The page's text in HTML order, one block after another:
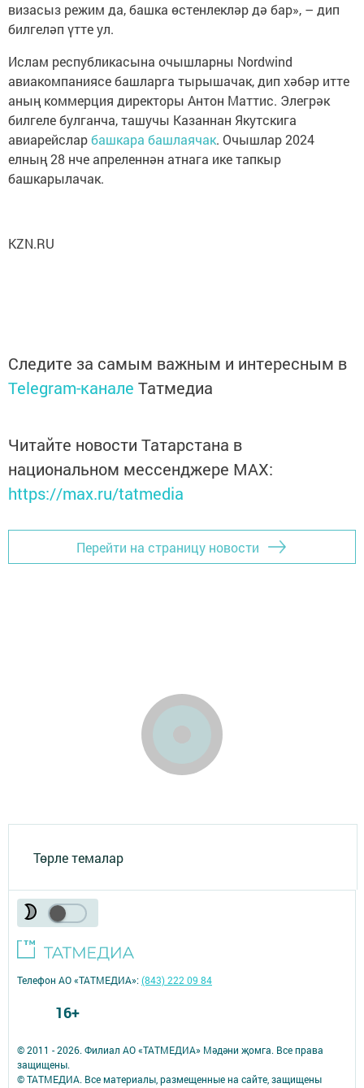
визасыз режим да, башка өстенлекләр дә бар», – дип
билгеләп үтте ул.
Ислам республикасына очышларны Nordwind
авиакомпаниясе башларга тырышачак, дип хәбәр итте
аның коммерция директоры Антон Маттис. Элегрәк
билгеле булганча, ташучы Казаннан Якутскига
авиарейсларбашкара башлаячак. Очышлар 2024
елның 28 нче апреленнән атнага ике тапкыр
башкарылачак.
KZN.RU
Следите за самым важным и интересным в
Telegram-канале Татмедиа
Читайте новости Татарстана в
национальном мессенджере MАХ:
https://max.ru/tatmedia
Перейти на страницу новости
Төрле темалар
© 2011 - 2026. Филиал АО «ТАТМЕДИА» Мәдәни җомга. Все права
защищены.
© ТАТМЕДИА. Все материалы, размещенные на сайте, защищены
Телефон АО «ТАТМЕДИА»:(843) 222 09 84
16+